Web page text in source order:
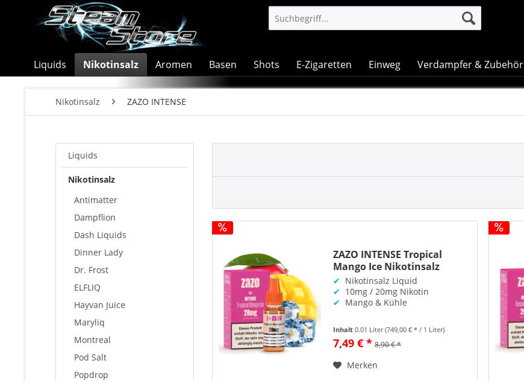
Liquids Nikotinsalz Aromen Basen Shots E-Zigaretten Einweg Verdampfer & Zubehör
Nikotinsalz ZAZO INTENSE
Liquids
Nikotinsalz
Antimatter
Dampflion
Dash Liquids
Dinner Lady
Dr. Frost
ELFLIQ
Hayvan Juice
Maryliq
Montreal
Pod Salt
Popdrop
ZAZO INTENSE Tropical
Mango Ice Nikotinsalz
✔ Nikotinsalz Liquid
✔ 10mg / 20mg Nikotin
✔ Mango & Kühle
Inhalt0.01 Liter(749,00 € * / 1 Liter)
7,49 € * 8,90 € *
Merken